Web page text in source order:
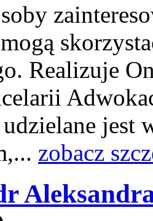
Realizuje
jest
zobacz